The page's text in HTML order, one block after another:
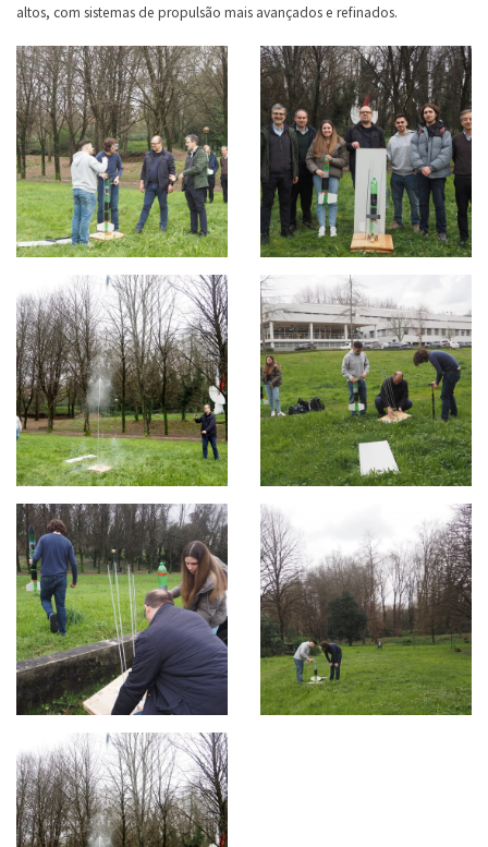
altos, com sistemas de propulsão mais avançados e refinados.